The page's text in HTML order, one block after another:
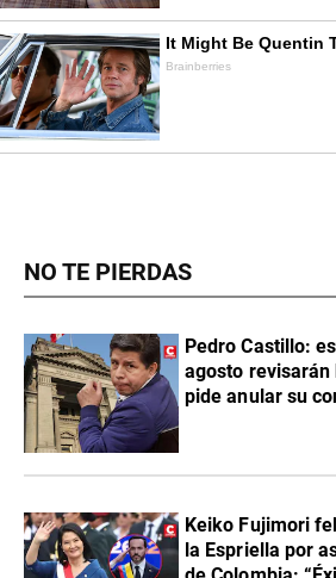
NO TE PIERDAS
Pedro Castillo:
agosto revisarán
pide anular su
Keiko Fujimori
la Espriella por